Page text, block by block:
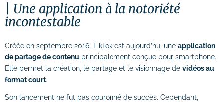
# Référencement payant (SEA)
# Community management (SMO)
# Publicité réseaux sociaux (SMA)
# Emailing
Une application à la notoriété
incontestable
Créée en septembre 2016, TikTok est aujourd’hui une application
de partage de contenu principalement conçue pour smartphone.
Elle permet la création, le partage et le visionnage de vidéos au
format court.
Son lancement ne fut pas couronné de succès. Cependant,